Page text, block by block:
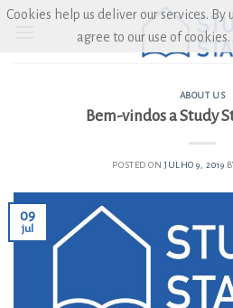
Skip
ABOUT US
Bem-vindos a Study
POSTED ONJULHO 9, 2019
09
jul
Cookies help us deliver our services. By
agree to our use of cookies.